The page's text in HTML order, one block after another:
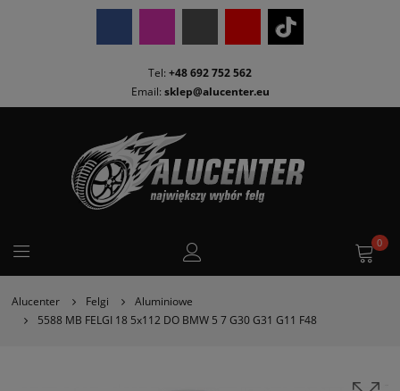
Tel: +48 692 752 562
Email: sklep@alucenter.eu
0
Alucenter Felgi
Aluminiowe
5588 MB FELGI 18 5x112 DO BMW 5 7 G30 G31 G11 F48